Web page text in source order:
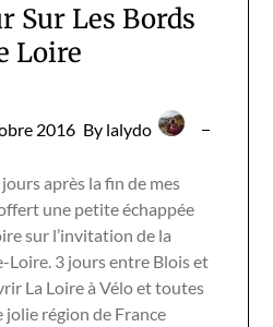
Sur Les Bords
Loire
2016 By lalydo
après la fin de mes
une petite échappée
sur l’invitation de la
Loire. 3 jours entre Blois et
La Loire à Vélo et toutes
jolie région de France